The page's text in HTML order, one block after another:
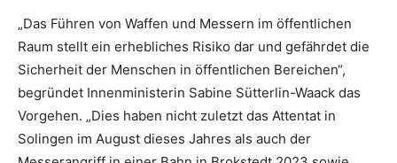
„Das Führen von Waffen und Messern im öffentlichen
Raum stellt ein erhebliches Risiko dar und gefährdet die
Sicherheit der Menschen in öffentlichen Bereichen“,
begründet Innenministerin Sabine Sütterlin-Waack das
Vorgehen. „Dies haben nicht zuletzt das Attentat in
Solingen im August dieses Jahres als auch der